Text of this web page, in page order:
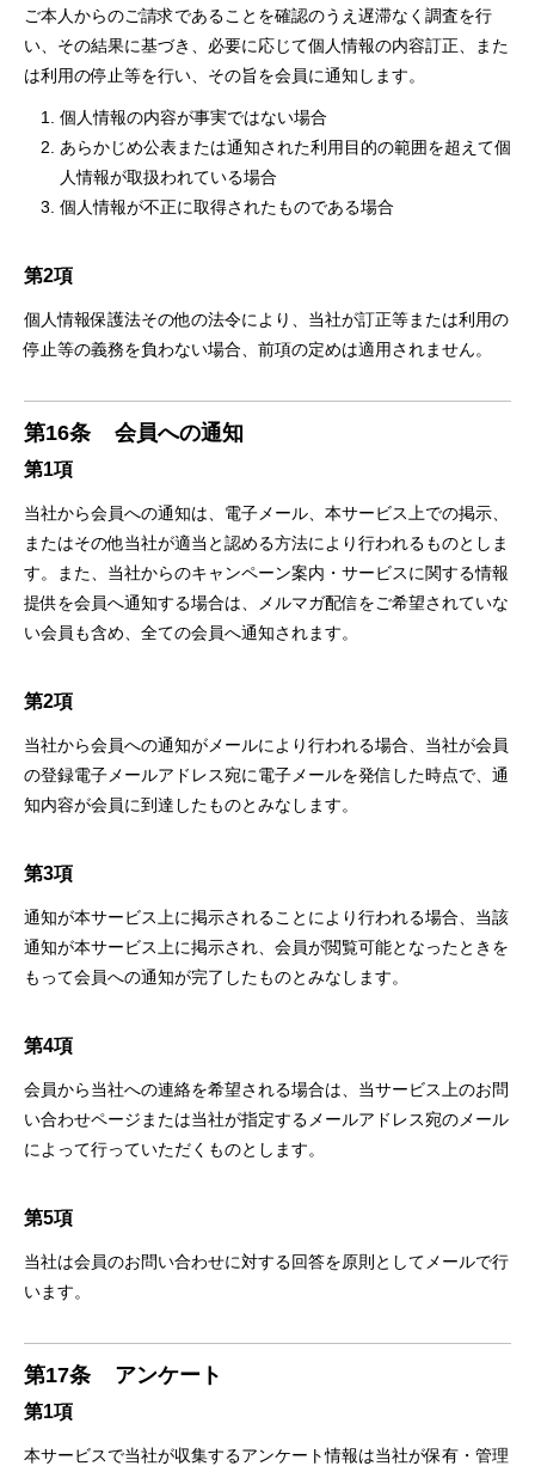
ご本人からのご請求であることを確認のうえ遅滞なく調査を行
い、その結果に基づき、必要に応じて個人情報の内容訂正、また
は利用の停止等を行い、その旨を会員に通知します。
個人情報の内容が事実ではない場合
あらかじめ公表または通知された利用目的の範囲を超えて個
人情報が取扱われている場合
個人情報が不正に取得されたものである場合
第2項
個人情報保護法その他の法令により、当社が訂正等または利用の
停止等の義務を負わない場合、前項の定めは適用されません。
第16条 会員への通知
第1項
当社から会員への通知は、電子メール、本サービス上での掲示、
またはその他当社が適当と認める方法により行われるものとしま
す。また、当社からのキャンペーン案内・サービスに関する情報
提供を会員へ通知する場合は、メルマガ配信をご希望されていな
い会員も含め、全ての会員へ通知されます。
第2項
当社から会員への通知がメールにより行われる場合、当社が会員
の登録電子メールアドレス宛に電子メールを発信した時点で、通
知内容が会員に到達したものとみなします。
第3項
通知が本サービス上に掲示されることにより行われる場合、当該
通知が本サービス上に掲示され、会員が閲覧可能となったときを
もって会員への通知が完了したものとみなします。
第4項
会員から当社への連絡を希望される場合は、当サービス上のお問
い合わせページまたは当社が指定するメールアドレス宛のメール
によって行っていただくものとします。
第5項
当社は会員のお問い合わせに対する回答を原則としてメールで行
います。
第17条 アンケート
第1項
本サービスで当社が収集するアンケート情報は当社が保有・管理